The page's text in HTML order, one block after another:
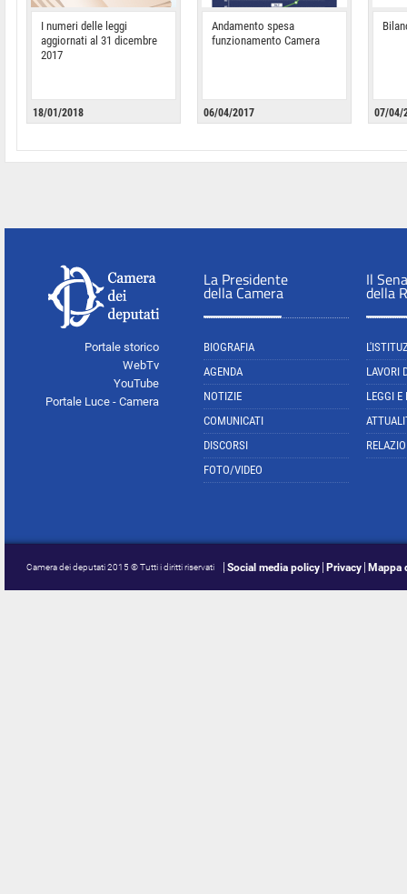
I numeri delle leggi
aggiornati al 31 dicembre
2017
18/01/2018
Andamento spesa
funzionamento Camera
06/04/2017 07/04/
Portale storico
WebTv
YouTube
Portale Luce - Camera
La Presidente
della Camera
BIOGRAFIA
AGENDA
NOTIZIE
COMUNICATI
DISCORSI
FOTO/VIDEO
Il
della
LAVORI
LEGGI E
Camera dei deputati 2015 © Tutti i diritti riservati Social media policy Privacy Mappa